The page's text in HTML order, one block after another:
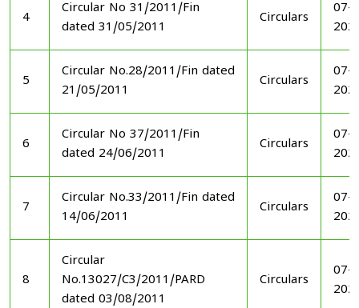
4
Circular No 31/2011/Fin
dated 31/05/2011
Circulars
07-
5
Circular No.28/2011/Fin dated
21/05/2011
Circulars
07-
6
Circular No 37/2011/Fin
dated 24/06/2011
Circulars
07-
7
Circular No.33/2011/Fin dated
14/06/2011
Circulars
07-
8
Circular
No.13027/C3/2011/PARD
dated 03/08/2011
Circulars
07-